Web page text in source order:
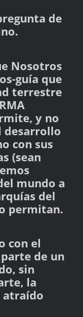
de
guía que
terrestre
y no
desarrollo
con sus
(sean
mundo a
del
permitan.
el
de un
sin
la
atraído